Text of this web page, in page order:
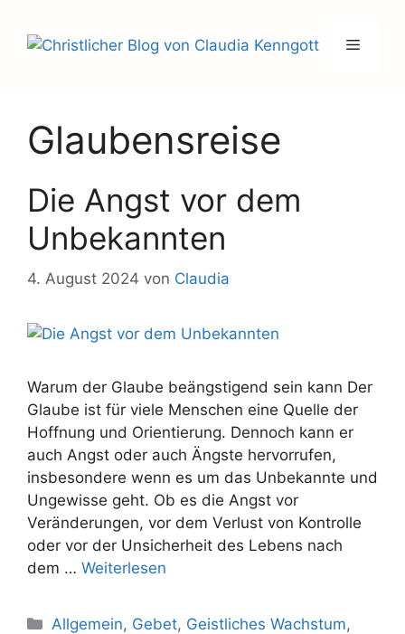
Inhalt
springen
Menü
Glaubensreise
Die Angst vor dem
Unbekannten
4. August 2024 von Claudia
Warum der Glaube beängstigend sein kann Der
Glaube ist für viele Menschen eine Quelle der
Hoffnung und Orientierung. Dennoch kann er
auch Angst oder auch Ängste hervorrufen,
insbesondere wenn es um das Unbekannte und
Ungewisse geht. Ob es die Angst vor
Veränderungen, vor dem Verlust von Kontrolle
oder vor der Unsicherheit des Lebens nach
dem … Weiterlesen
Kategorien
Allgemein, Gebet, Geistliches Wachstum,